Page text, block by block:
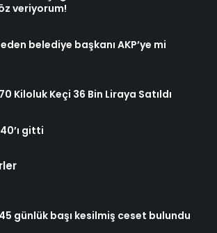
veriyorum!
belediye başkanı AKP’ye mi
Kiloluk Keçi 36 Bin Liraya Satıldı
gitti
günlük başı kesilmiş ceset bulundu